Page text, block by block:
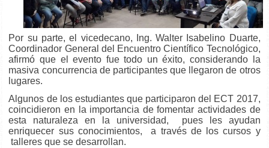
Por su parte, el vicedecano, Ing. Walter Isabelino Duarte,
Coordinador General del Encuentro Científico Tecnológico,
afirmó que el evento fue todo un éxito, considerando la
masiva concurrencia de participantes que llegaron de otros
lugares.
Algunos de los estudiantes que participaron del ECT 2017,
coincidieron en la importancia de fomentar actividades de
esta naturaleza en la universidad, pues les ayudan
enriquecer sus conocimientos, a través de los cursos y
talleres que se desarrollan.